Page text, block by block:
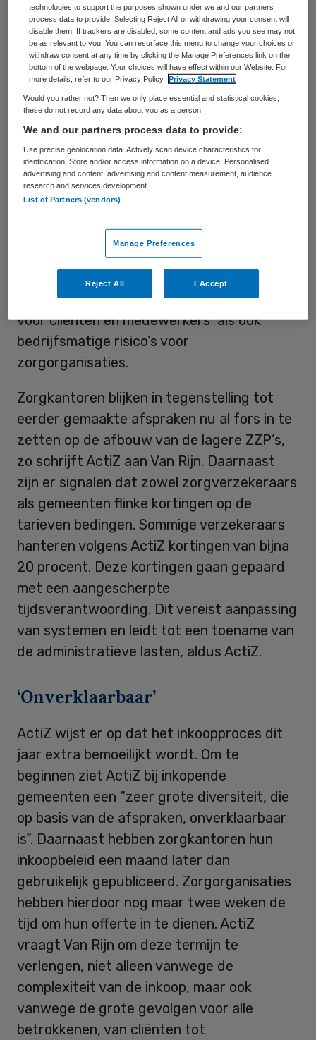
De zorgkantoren en gemeenten sorteren
massaal voor op bezuinigingen in de
langdurige zorg. Als gevolg hiervan houden
ze een half miljard euro in de knip en dreigt
de vernieuwings- en ombuigingsoperatie
van de zorgaanbieders in de knel te komen.
Dat stelt branchevereniging ActiZ in een
brandbrief aan staatssecretaris Van Rijn
van VWS.
strijd met eerdere afspraken
de staatssecretaris op om de inkopende
partijen hierop aan te spreken. Gebeurt dit
niet dan dreigen grote negatieve effecten
voor cliënten en medewerkers als ook
bedrijfsmatige risico’s voor
zorgorganisaties.
Zorgkantoren blijken in tegenstelling tot
eerder gemaakte afspraken nu al fors in te
zetten op de afbouw van de lagere ZZP’s,
zo schrijft ActiZ aan Van Rijn. Daarnaast
zijn er signalen dat zowel zorgverzekeraars
als gemeenten flinke kortingen op de
tarieven bedingen. Sommige verzekeraars
hanteren volgens ActiZ kortingen van bijna
20 procent. Deze kortingen gaan gepaard
met een aangescherpte
tijdsverantwoording. Dit vereist aanpassing
van systemen en leidt tot een toename van
de administratieve lasten, aldus ActiZ.
‘Onverklaarbaar’
ActiZ wijst er op dat het inkoopproces dit
jaar extra bemoeilijkt wordt. Om te
beginnen ziet ActiZ bij inkopende
gemeenten een “zeer grote diversiteit, die
op basis van de afspraken, onverklaarbaar
is”. Daarnaast hebben zorgkantoren hun
inkoopbeleid een maand later dan
gebruikelijk gepubliceerd. Zorgorganisaties
hebben hierdoor nog maar twee weken de
tijd om hun offerte in te dienen. ActiZ
vraagt Van Rijn om deze termijn te
verlengen, niet alleen vanwege de
complexiteit van de inkoop, maar ook
vanwege de grote gevolgen voor alle
betrokkenen, van cliënten tot
technologies to support the purposes shown under we and our partners
process data to provide. Selecting Reject All or withdrawing your consent will
disable them. If trackers are disabled, some content and ads you see may not
be as relevant to you. You can resurface this menu to change your choices or
withdraw consent at any time by clicking the Manage Preferences link on the
bottom of the webpage. Your choices will have effect within our Website. For
more details, refer to our Privacy Policy.
Privacy Statement
Would you rather not? Then we only place essential and statistical cookies,
these do not record any data about you as a person
We and our partners process data to provide:
Use precise geolocation data. Actively scan device characteristics for
identification. Store and/or access information on a device. Personalised
advertising and content, advertising and content measurement, audience
research and services development.
List of Partners (vendors)
Manage Preferences
Reject All I Accept